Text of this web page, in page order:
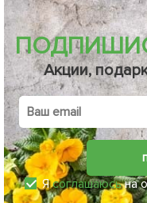
Акции,
Ясоглашаюсьна